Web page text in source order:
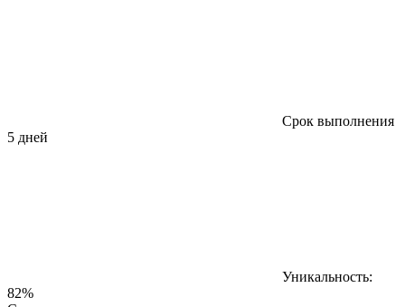
Срок выполнения
5 дней
Уникальность:
82%